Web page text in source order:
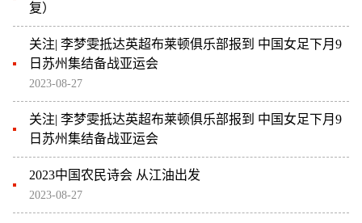
复）
关注| 李梦雯抵达英超布莱顿俱乐部报到 中国女足下月9
日苏州集结备战亚运会
2023-08-27
关注| 李梦雯抵达英超布莱顿俱乐部报到 中国女足下月9
日苏州集结备战亚运会
2023中国农民诗会 从江油出发
2023-08-27